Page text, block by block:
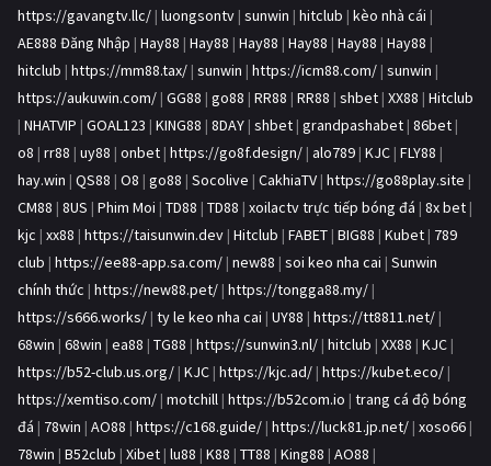
https://gavangtv.llc/ | luongsontv | sunwin | hitclub | kèo nhà cái |
AE888 Đăng Nhập | Hay88 | Hay88 | Hay88 | Hay88 | Hay88 | Hay88 |
hitclub | https://mm88.tax/ | sunwin | https://icm88.com/ | sunwin |
https://aukuwin.com/ | GG88 | go88 | RR88 | RR88 | shbet | XX88 | Hitclub
| NHATVIP | GOAL123 | KING88 | 8DAY | shbet | grandpashabet | 86bet |
o8 | rr88 | uy88 | onbet | https://go8f.design/ | alo789 | KJC | FLY88 |
hay.win | QS88 | O8 | go88 | Socolive | CakhiaTV | https://go88play.site |
CM88 | 8US | Phim Moi | TD88 | TD88 | xoilactv trực tiếp bóng đá | 8x bet |
kjc | xx88 | https://taisunwin.dev | Hitclub | FABET | BIG88 | Kubet | 789
club | https://ee88-app.sa.com/ | new88 | soi keo nha cai | Sunwin
chính thức | https://new88.pet/ | https://tongga88.my/ |
https://s666.works/ | ty le keo nha cai | UY88 | https://tt8811.net/ |
68win | 68win | ea88 | TG88 | https://sunwin3.nl/ | hitclub | XX88 | KJC |
https://b52-club.us.org/ | KJC | https://kjc.ad/ | https://kubet.eco/ |
https://xemtiso.com/ | motchill | https://b52com.io | trang cá độ bóng
đá | 78win | AO88 | https://c168.guide/ | https://luck81.jp.net/ | xoso66 |
78win | B52club | Xibet | lu88 | K88 | TT88 | King88 | AO88 |